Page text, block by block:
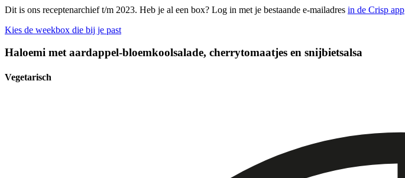
Dit is ons receptenarchief t/m 2023. Heb je al een box? Log in met je bestaande e-mailadres in de Crisp app
Kies de weekbox die bij je past
Haloemi met aardappel-bloemkoolsalade, cherrytomaatjes en snijbietsalsa
Vegetarisch